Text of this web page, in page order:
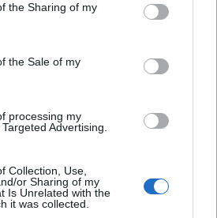
the Sharing of my
the Sale of my
processing my
Advertising.
Collection, Use,
or Sharing of my
Is Unrelated with the
it was collected.
υπέρ των Ευεργετών